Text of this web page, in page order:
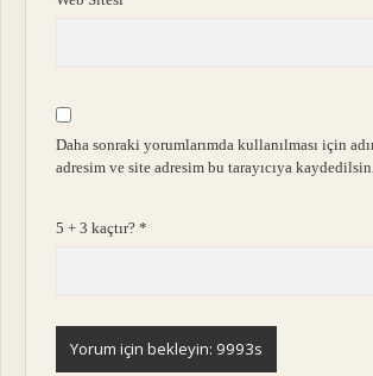
Daha sonraki yorumlarımda kullanılması için
adresim ve site adresim bu tarayıcıya kaydedilsin.
5 + 3 kaçtır?*